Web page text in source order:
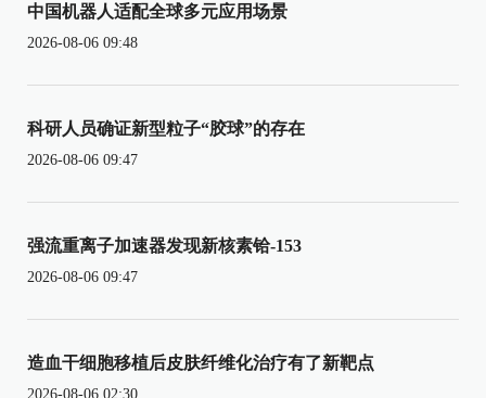
中国机器人适配全球多元应用场景
2026-08-06 09:48
科研人员确证新型粒子“胶球”的存在
2026-08-06 09:47
强流重离子加速器发现新核素铪-153
2026-08-06 09:47
造血干细胞移植后皮肤纤维化治疗有了新靶点
2026-08-06 02:30